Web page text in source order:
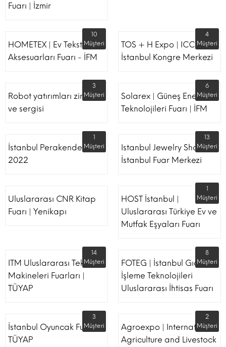
Fuarı | İzmir
HOMETEX | Ev Tekstili Ve
Aksesuarları Fuarı - İFM
10
Müşteri
TOS + H Expo | ICC -
İstanbul Kongre Merkezi
4
Müşteri
Robot yatırımları zirvesi
ve sergisi
3
Müşteri
Solarex | Güneş Enerjisi &
Teknolojileri Fuarı | İFM
6
Müşteri
İstanbul Perakende Fuarı
2022
1
Müşteri
Istanbul Jewelry Show |
İstanbul Fuar Merkezi
13
Müşteri
Uluslararası CNR Kitap
Fuarı | Yenikapı
HOST İstanbul |
Uluslararası Türkiye Ev ve
Mutfak Eşyaları Fuarı
1
Müşteri
ITM Uluslararası Tekstil
Makineleri Fuarları |
TÜYAP
14
Müşteri
FOTEG | İstanbul Gıda
İşleme Teknolojileri
Uluslararası İhtisas Fuarı
8
Müşteri
İstanbul Oyuncak Fuarı -
TÜYAP
3
Müşteri
Agroexpo | International
Agriculture and Livestock
2
Müşteri